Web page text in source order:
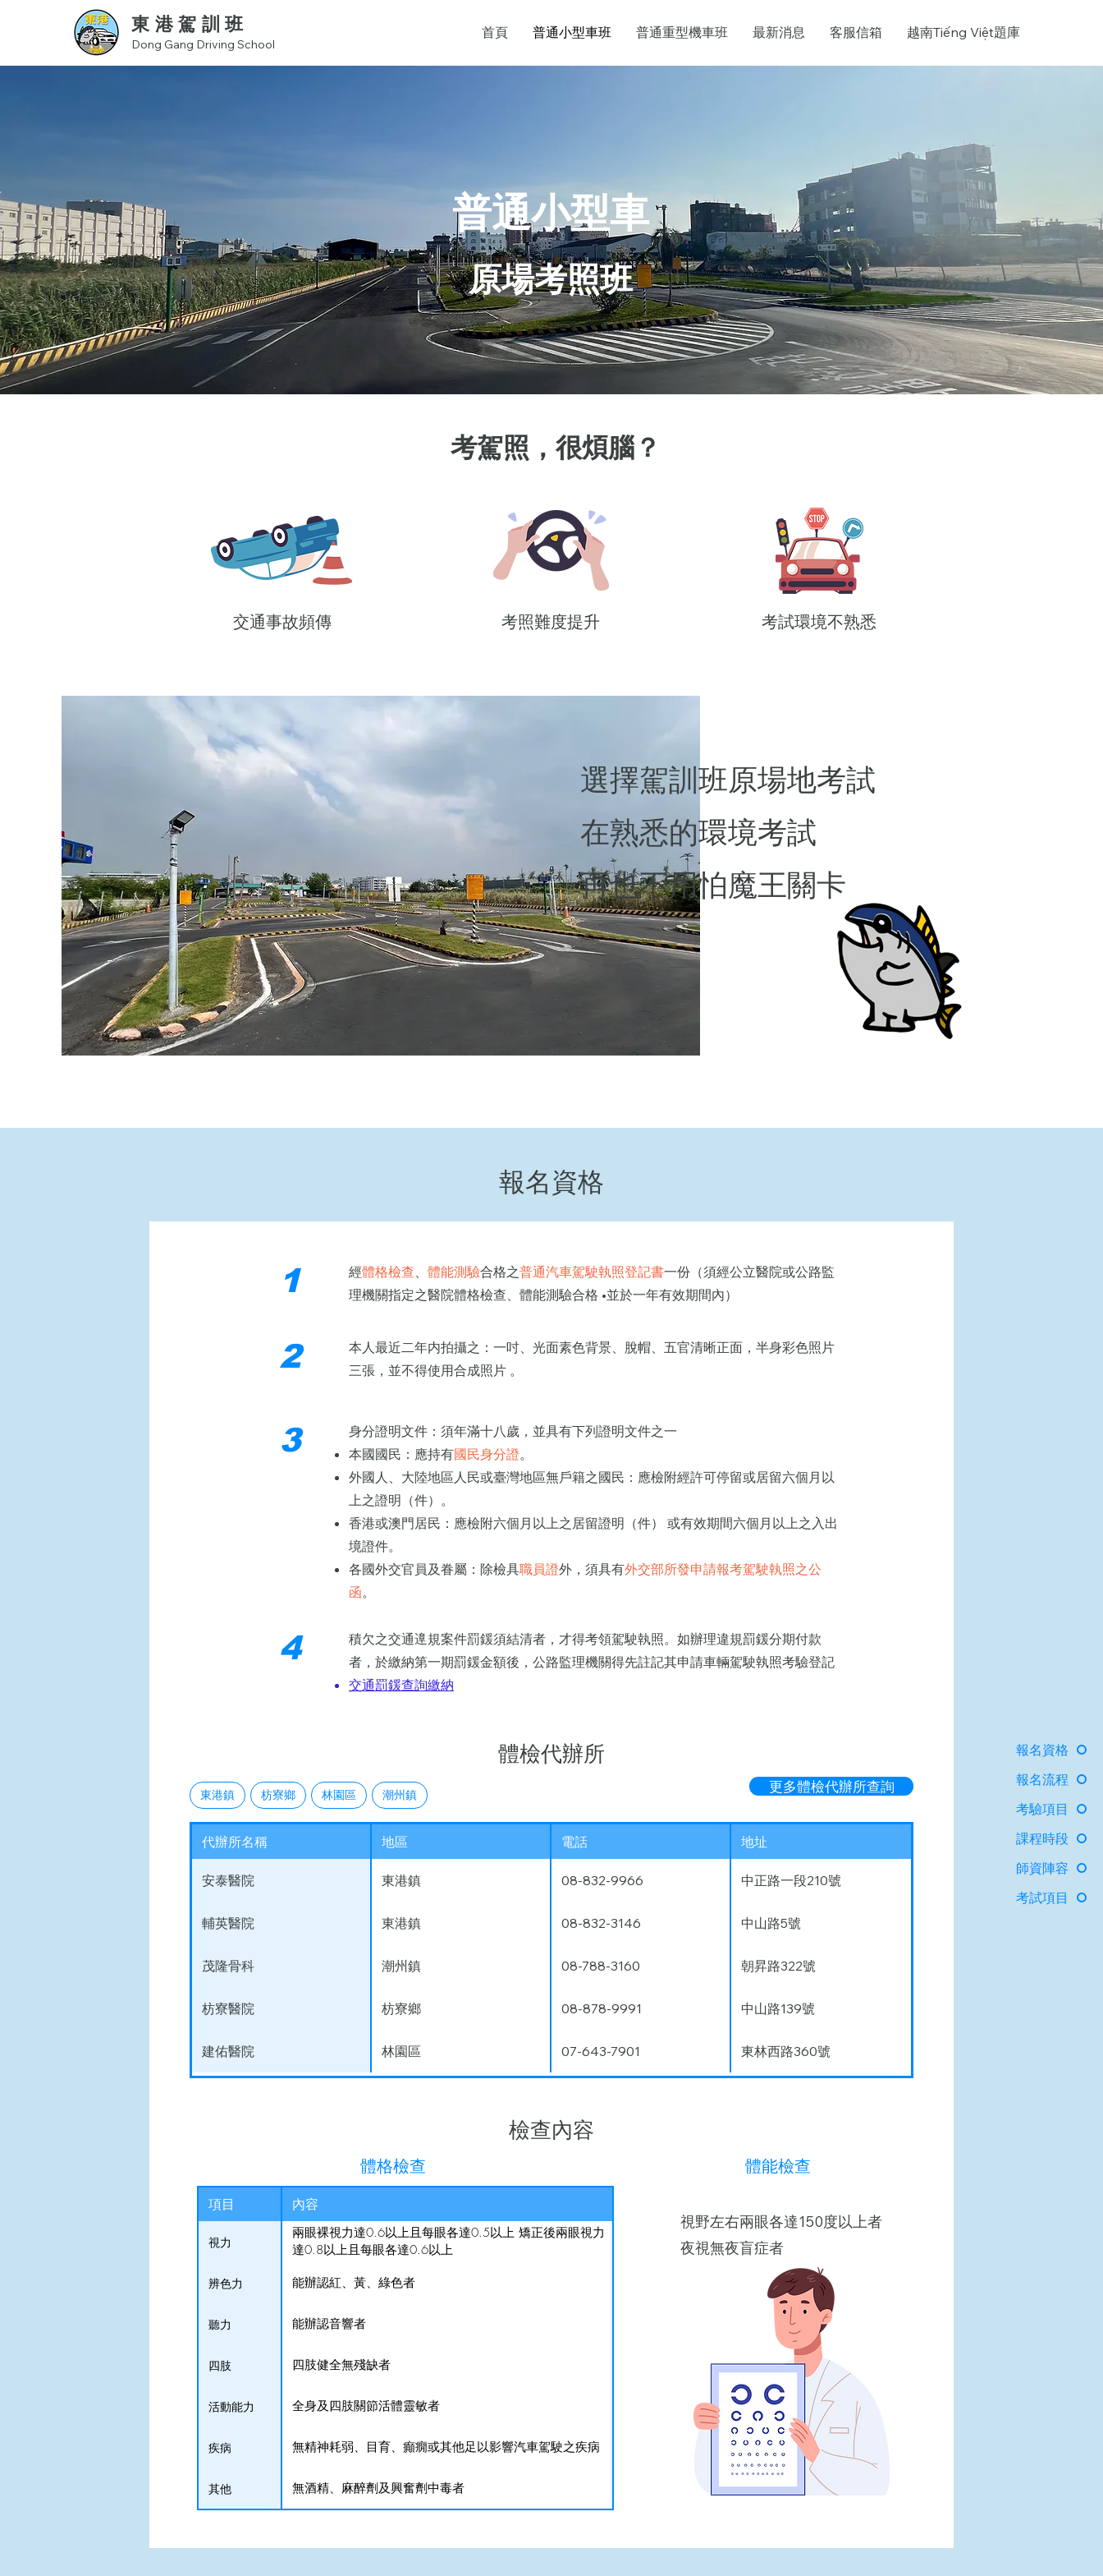
東港駕訓班
Dong Gang Driving School
首頁 普通小型車班 普通重型機車班 最新消息 客服信箱 越南Tiếng Việt題庫
報名資格
報名流程
考驗項目
課程時段
師資陣容
考試項目
普通小型車
原場考照班
考駕照，很煩腦？
交通事故頻傳 考照難度提升 考試環境不熟悉
選擇駕訓班原場地考試
在熟悉的環境考試
再也不用怕魔王關卡
報名資格
1 經體格檢查、 體能測驗合格之普通汽車駕駛執照登記書一份（須經公立醫院或公路監
理機關指定之醫院體格檢查、體能測驗合格 •並於一年有效期間內）
2
本人最近二年内拍攝之：一吋、光面素色背景、脫帽、五官清晰正面，半身彩色照片
三張，並不得使用合成照片 。
3
身分證明文件：須年滿十八歲，並具有下列證明文件之一
本國國民：應持有國民身分證。
外國人、大陸地區人民或臺灣地區無戶籍之國民：應檢附經許可停留或居留六個月以
上之證明（件）。
香港或澳門居民：應檢附六個月以上之居留證明（件） 或有效期間六個月以上之入出
境證件。
各國外交官員及眷屬：除檢具職員證外，須具有外交部所發申請報考駕駛執照之公
函。
4
積欠之交通遧規案件罰鍰須結清者，才得考領駕駛執照。如辦理違規罰鍰分期付款
者， 於繳納第一期罰鍰金額後，公路監理機關得先註記其申請車輛駕駛執照考驗登記
​交通罰鍰查詢繳納
體檢代辦所
更多體檢代辦所查詢
代辦所名稱 地區 電話 地址
安泰醫院 東港鎮 08-832-9966 中正路一段210號
輔英醫院 東港鎮 08-832-3146 中山路5號
茂隆骨科 潮州鎮 08-788-3160 朝昇路322號
枋寮醫院 枋寮鄉 08-878-9991 中山路139號
建佑醫院 林園區 07-643-7901 東林西路360號
東港鎮 枋寮鄉 林園區 潮州鎮
檢查內容
體格檢查
項目 內容
視力
兩眼裸視力達0.6以上且每眼各達0.5以上 矯正後兩眼視力
達0.8以上且每眼各達0.6以上
辨色力 能辦認紅、黃、綠色者
聽力 能辦認音響者
四肢 四肢健全無殘缺者
活動能力 全身及四肢關節活體靈敏者
疾病 無精神耗弱、目育、癲癇或其他足以影響汽車駕駛之疾病
其他 無酒精、麻醉劑及興奮劑中毒者
體能檢查
視野左右兩眼各達150度以上者
夜視無夜盲症者